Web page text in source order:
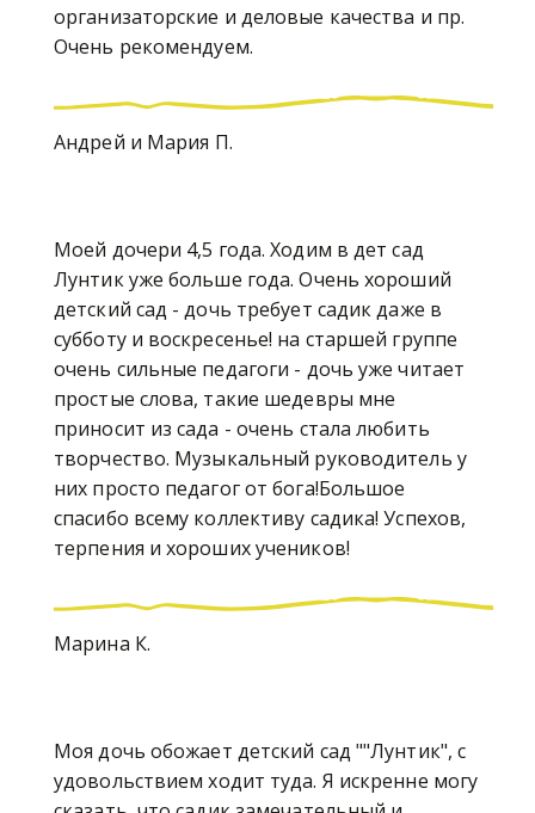
организаторские и деловые качества и пр.
Очень рекомендуем.
Андрей и Мария П.
Моей дочери 4,5 года. Ходим в дет сад
Лунтик уже больше года. Очень хороший
детский сад - дочь требует садик даже в
субботу и воскресенье! на старшей группе
очень сильные педагоги - дочь уже читает
простые слова, такие шедевры мне
приносит из сада - очень стала любить
творчество. Музыкальный руководитель у
них просто педагог от бога!Большое
спасибо всему коллективу садика! Успехов,
терпения и хороших учеников!
Марина К.
Моя дочь обожает детский сад ""Лунтик", с
удовольствием ходит туда. Я искренне могу